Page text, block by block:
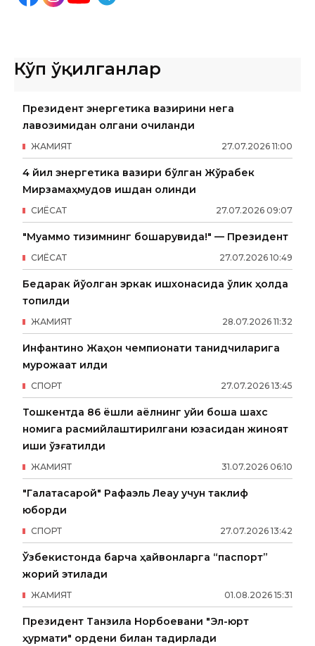
Кўп ўқилганлар
Президент энергетика вазирини нега
лавозимидан олгани очиқланди
27.07.2026 11:00
ЖАМИЯТ
4 йил энергетика вазири бўлган Жўрабек
Мирзамаҳмудов ишдан олинди
27.07.2026 09:07
СИËСАТ
"Муаммо тизимнинг бошқарувида!" — Президент
27.07.2026 10:49
СИËСАТ
Бедарак йўқолган эркак ишхонасида ўлик ҳолда
топилди
28.07.2026 11:32
ЖАМИЯТ
Инфантино Жаҳон чемпионати танқидчиларига
мурожаат қилди
27.07.2026 13:45
СПОРТ
Тошкентда 86 ёшли аёлнинг уйи бошқа шахс
номига расмийлаштирилгани юзасидан жиноят
иши қўзғатилди
31.07.2026 06:10
ЖАМИЯТ
"Галатасарой" Рафаэль Леау учун таклиф
юборди
27.07.2026 13:42
СПОРТ
Ўзбекистонда барча ҳайвонларга “паспорт”
жорий этилади
01.08.2026 15:31
ЖАМИЯТ
Президент Танзила Норбоевани "Эл-юрт
ҳурмати" ордени билан тақдирлади